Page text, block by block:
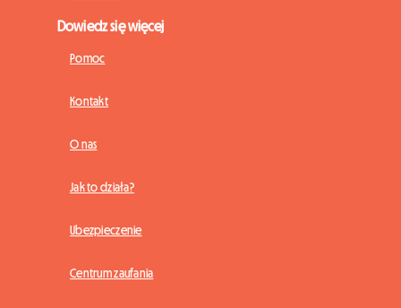
Dowiedz się więcej
Pomoc
Kontakt
O nas
Jak to działa?
Ubezpieczenie
Centrum zaufania